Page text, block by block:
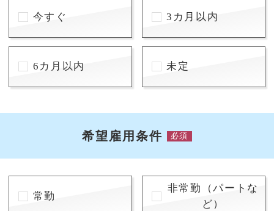
今すぐ 3カ月以内
6カ月以内 未定
希望雇用条件 必須
常勤
非常勤（パートな
ど）